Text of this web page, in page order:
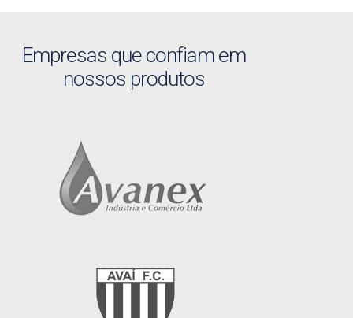
Empresas que confiam em
nossos produtos​